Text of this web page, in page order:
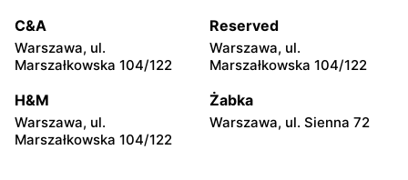
Nowodworska 9
Cersanit Cersanit
28
Cersanit Cersanit
C&A
Warszawa, ul.
Marszałkowska 104/122
Reserved
Warszawa, ul.
Marszałkowska 104/122
H&M
Warszawa, ul.
Marszałkowska 104/122
Żabka
Warszawa, ul. Sienna 72